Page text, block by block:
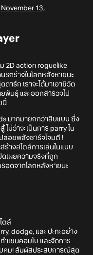
November 13,
2D action roguelike
รกร้างในโลกหลังหายนะ
าร์ก เราจะได้มาเอาชีวิต
พันธุ์ และออกสำรวจไป
นี้
มากมายกกว่าสิบแบบ ซึ่ง
ม่ว่าจะเป็นการ parry ใน
ล่อยพลังชาร์จโจมตี !
างสไตล์การเล่นในแบบ
ดเผยความจริงที่ถูก
อดจากโลกหลังหายนะ
ตล์
dodge, และ ปะทะอย่าง
เชนคอมโบ และจัดการ
คม! สัมผัสประสบการณ์สุด